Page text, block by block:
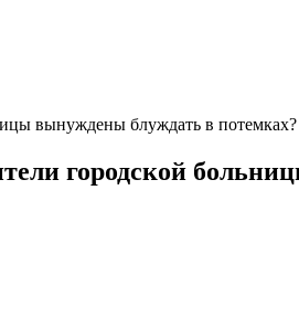
вынуждены блуждать в потемках?
городской